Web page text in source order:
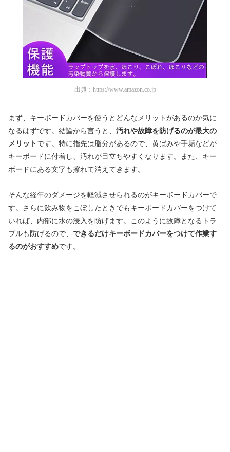
出典： https://www.amazon.co.jp
まず、キーボードカバーを使うとどんなメリットがあるのか気に
なるはずです。結論から言うと、 汚れや故障を防げるのが最大の
メリット です。特に指先は脂分があるので、黄ばみや手垢などが
キーボードに付着し、汚れが目立ちやすくなります。また、キー
ボードにある文字も擦れて消えてきます。
そんな経年のダメージを軽減させられるのがキーボードカバーで
す。さらに飲み物をこぼしたときでもキーボードカバーをつけて
いれば、内部に水の浸入を防げます。このように故障となるトラ
ブルも防げるので、 できるだけキーボードカバーをつけて作業す
るのがおすすめです。